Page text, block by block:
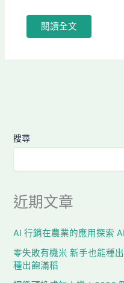
閱讀全文
搜尋
近期文章
AI 行銷在農業的應用探索
零失敗有機米 新手也能種
種出飽滿稻